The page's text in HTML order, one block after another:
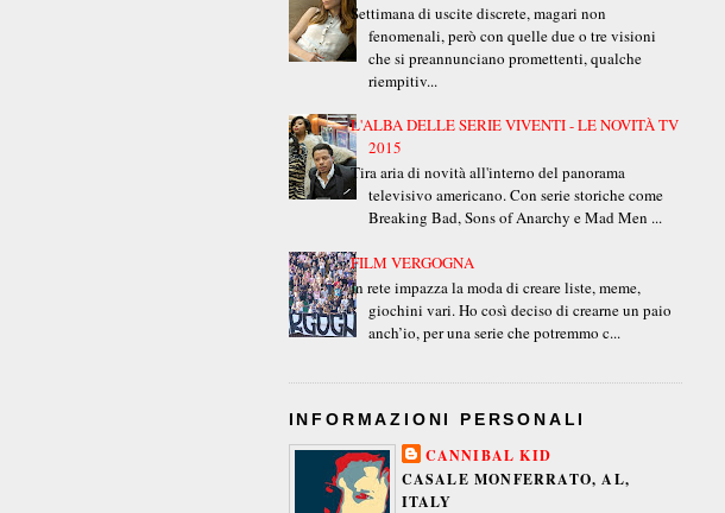
Settimana di uscite discrete, magari non
fenomenali, però con quelle due o tre visioni
che si preannunciano promettenti, qualche
riempitiv...
L'ALBA DELLE SERIE VIVENTI - LE NOVITÀ TV
2015
Tira aria di novità all'interno del panorama
televisivo americano. Con serie storiche come
Breaking Bad, Sons of Anarchy e Mad Men ...
FILM VERGOGNA
In rete impazza la moda di creare liste, meme,
giochini vari. Ho così deciso di crearne un paio
anch’io, per una serie che potremmo c...
INFORMAZIONI PERSONALI
CANNIBAL KID
CASALE MONFERRATO, AL,
ITALY